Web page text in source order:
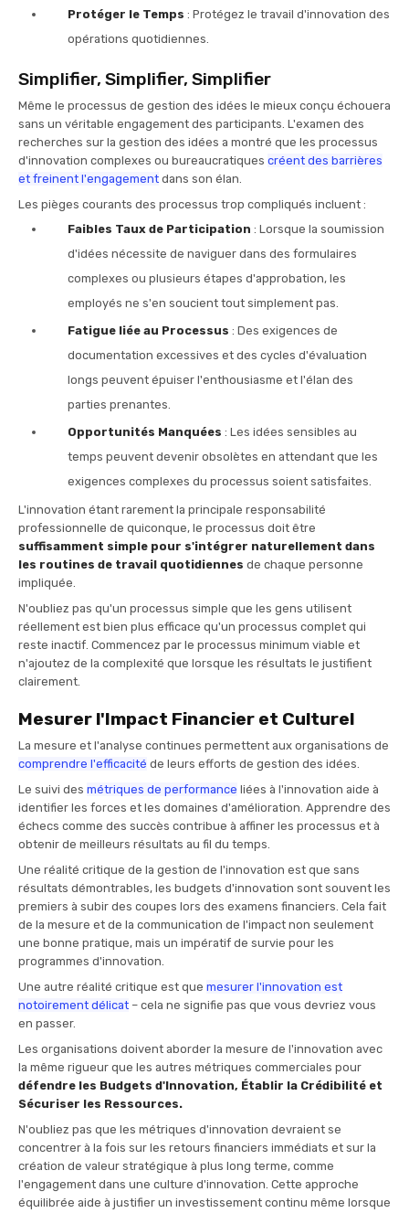
Protéger le Temps : Protégez le travail d'innovation des
opérations quotidiennes.
Simplifier, Simplifier, Simplifier
Même le processus de gestion des idées le mieux conçu échouera
sans un véritable engagement des participants. L'examen des
recherches sur la gestion des idées a montré que les processus
d'innovation complexes ou bureaucratiques créent des barrières
et freinent l'engagement dans son élan.
Les pièges courants des processus trop compliqués incluent :
Faibles Taux de Participation : Lorsque la soumission
d'idées nécessite de naviguer dans des formulaires
complexes ou plusieurs étapes d'approbation, les
employés ne s'en soucient tout simplement pas.
Fatigue liée au Processus : Des exigences de
documentation excessives et des cycles d'évaluation
longs peuvent épuiser l'enthousiasme et l'élan des
parties prenantes.
Opportunités Manquées : Les idées sensibles au
temps peuvent devenir obsolètes en attendant que les
exigences complexes du processus soient satisfaites.
L'innovation étant rarement la principale responsabilité
professionnelle de quiconque, le processus doit être
suffisamment simple pour s'intégrer naturellement dans
les routines de travail quotidiennes de chaque personne
impliquée.
N'oubliez pas qu'un processus simple que les gens utilisent
réellement est bien plus efficace qu'un processus complet qui
reste inactif. Commencez par le processus minimum viable et
n'ajoutez de la complexité que lorsque les résultats le justifient
clairement.
Mesurer l'Impact Financier et Culturel
La mesure et l'analyse continues permettent aux organisations de
comprendre l'efficacité de leurs efforts de gestion des idées.
Le suivi des métriques de performance liées à l'innovation aide à
identifier les forces et les domaines d'amélioration. Apprendre des
échecs comme des succès contribue à affiner les processus et à
obtenir de meilleurs résultats au fil du temps.
Une réalité critique de la gestion de l'innovation est que sans
résultats démontrables, les budgets d'innovation sont souvent les
premiers à subir des coupes lors des examens financiers. Cela fait
de la mesure et de la communication de l'impact non seulement
une bonne pratique, mais un impératif de survie pour les
programmes d'innovation.
Une autre réalité critique est que mesurer l'innovation est
notoirement délicat – cela ne signifie pas que vous devriez vous
en passer.
Les organisations doivent aborder la mesure de l'innovation avec
la même rigueur que les autres métriques commerciales pour
défendre les Budgets d'Innovation, Établir la Crédibilité et
Sécuriser les Ressources.
N'oubliez pas que les métriques d'innovation devraient se
concentrer à la fois sur les retours financiers immédiats et sur la
création de valeur stratégique à plus long terme, comme
l'engagement dans une culture d'innovation. Cette approche
équilibrée aide à justifier un investissement continu même lorsque